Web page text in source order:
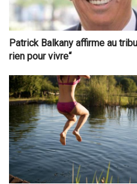
Patrick Balkany affirme au
rien pour vivre“